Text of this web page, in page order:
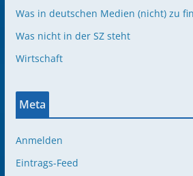
Was in deutschen Medien (nicht) zu
Was nicht in der SZ steht
Wirtschaft
Meta
Anmelden
Eintrags-Feed